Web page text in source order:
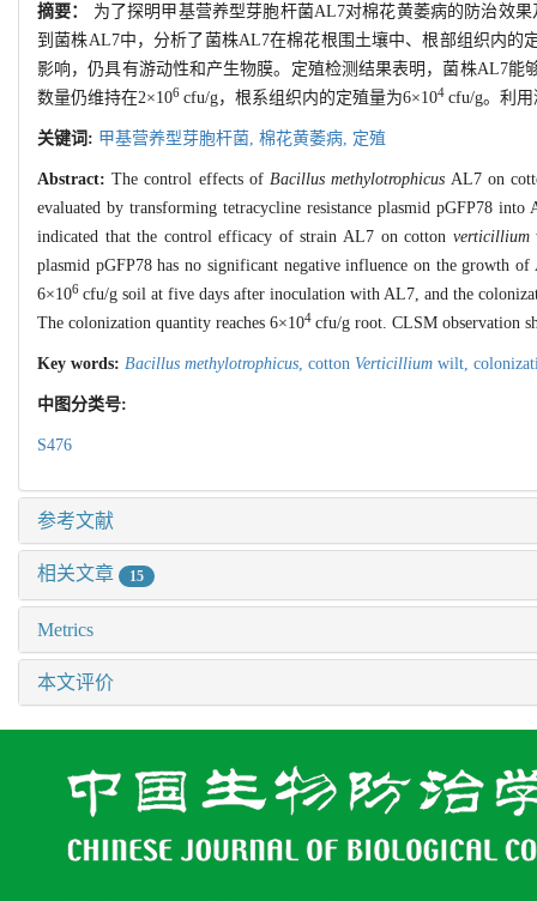
摘要： 为了探明甲基营养型芽胞杆菌AL7对棉花黄萎病的防治效
到菌株AL7中，分析了菌株AL7在棉花根围土壤中、根部组织内的
影响，仍具有游动性和产生物膜。定殖检测结果表明，菌株AL7能
数量仍维持在2×106 cfu/g，根系组织内的定殖量为6×104 cfu/g。利
关键词: 甲基营养型芽胞杆菌, 棉花黄萎病, 定殖
Abstract:The control effects ofBacillus methylotrophicus AL7 on
evaluated by transforming tetracycline resistance plasmid pGFP78
indicated that the control efficacy of strain AL7 on cotton verticillium
plasmid pGFP78 has no significant negative influence on the growth
6×106 cfu/g soil at five days after inoculation with AL7, and the
The colonization quantity reaches 6×104 cfu/g root. CLSM observation
Key words: Bacillus methylotrophicus, cotton Verticillium wilt,
中图分类号:
S476
参考文献
相关文章 15
Metrics
本文评价